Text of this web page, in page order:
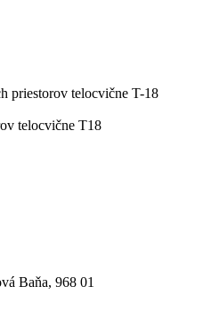
priestorov telocvične T-18
telocvične T18
Baňa, 968 01